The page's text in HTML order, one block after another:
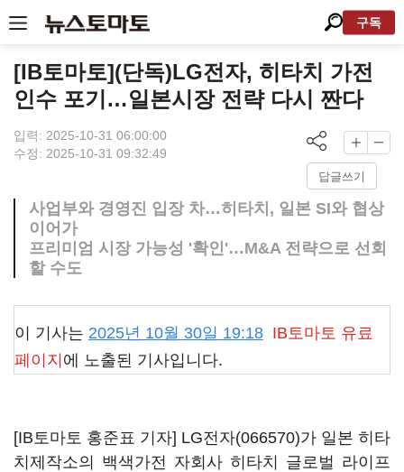
구독
[IB토마토](단독)LG전자, 히타치 가전
인수 포기…일본시장 전략 다시 짠다
입력: 2025-10-31 06:00:00
수정: 2025-10-31 09:32:49
답글쓰기
사업부와 경영진 입장 차…히타치, 일본 SI와 협상
이어가
프리미엄 시장 가능성 '확인'…M&A 전략으로 선회
할 수도
이 기사는 2025년 10월 30일 19:18 IB토마토 유료
페이지 에 노출된 기사입니다.
[IB토마토 홍준표 기자] LG전자(066570)가 일본 히타
치제작소의 백색가전 자회사 히타치 글로벌 라이프